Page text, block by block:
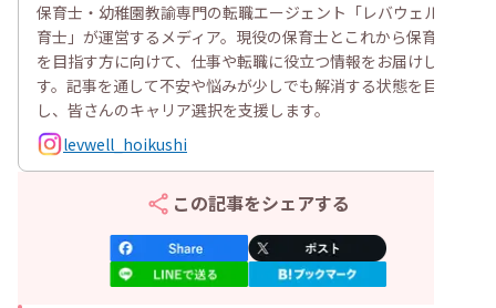
保育士・幼稚園教諭専門の転職エージェント「レバウェル保
育士」が運営するメディア。現役の保育士とこれから保育士
を目指す方に向けて、仕事や転職に役立つ情報をお届けしま
す。記事を通して不安や悩みが少しでも解消する状態を目指
し、皆さんのキャリア選択を支援します。
levwell_hoikushi
この記事をシェアする